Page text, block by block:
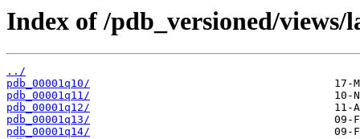
Index of /pdb_versioned/
../
pdb_00001q10/
pdb_00001q11/
pdb_00001q12/
pdb_00001q13/
pdb_00001q14/